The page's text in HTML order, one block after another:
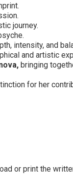
journey.
intensity, and
and artistic
bringing
for her
or print the